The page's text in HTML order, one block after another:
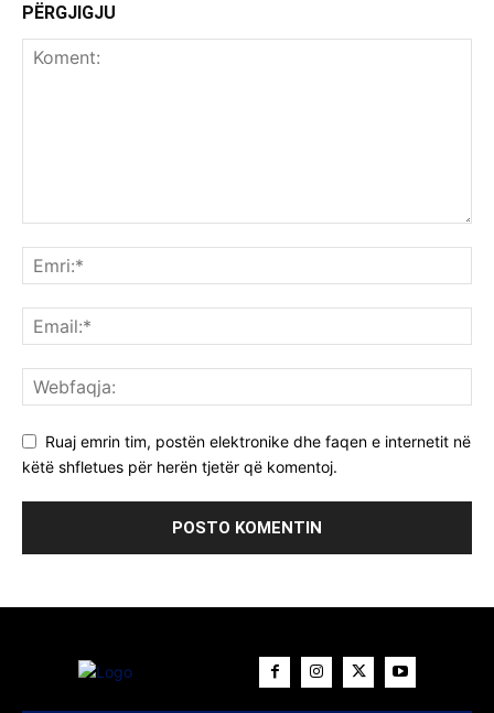
PËRGJIGJU
Ruaj emrin tim, postën elektronike dhe faqen e internetit në
këtë shfletues për herën tjetër që komentoj.